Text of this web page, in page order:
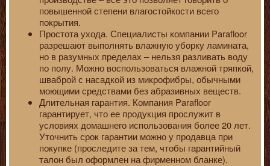
повышенной степени влагостойкости всего
покрытия.
Простота ухода. Специалисты компании Parafloor
разрешают выполнять влажную уборку ламината,
но в разумных пределах – нельзя разливать воду
по полу. Можно воспользоваться влажной тряпкой,
шваброй с насадкой из микрофибры, обычными
моющими средствами без абразивных веществ.
Длительная гарантия. Компания Parafloor
гарантирует, что ее продукция прослужит в
условиях домашнего использования более 20 лет.
Уточнить срок гарантии можно у продавца при
покупке (проследите за тем, чтобы гарантийный
талон был оформлен на фирменном бланке).